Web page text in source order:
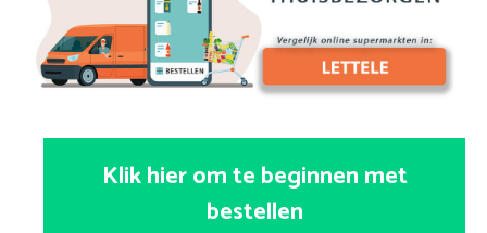
Klik hier om te beginnen met
bestellen